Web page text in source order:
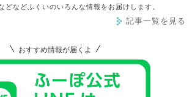
どなどふくいのいろんな情報をお届けします。
記事一覧を見る
おすすめ情報が届くよ